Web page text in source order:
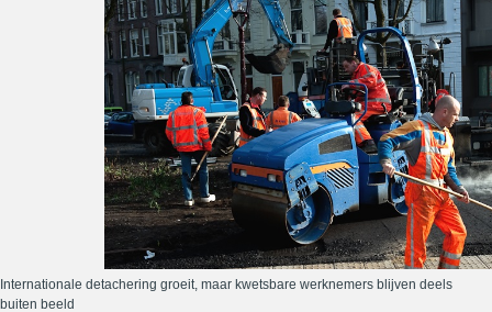
Internationale detachering groeit, maar kwetsbare werknemers blijven deels
buiten beeld